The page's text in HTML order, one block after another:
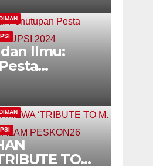
Ilmu:
Kali Ke-26
TO